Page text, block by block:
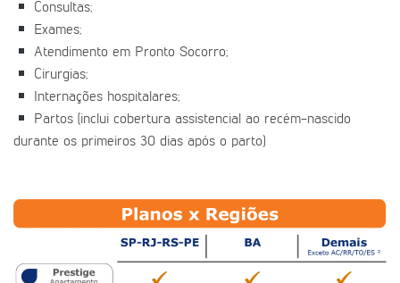
Consultas;
Exames;
Atendimento em Pronto Socorro;
Cirurgias;
Internações hospitalares;
Partos (inclui cobertura assistencial ao recém-nascido
durante os primeiros 30 dias após o parto)